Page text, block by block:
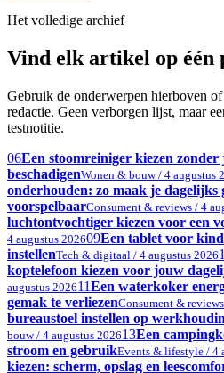
Het volledige archief
Vind elk artikel op één
Gebruik de onderwerpen hierboven
redactie. Geen verborgen lijst, maar
testnotitie.
06Een stoomreiniger kiezen zonder
beschadigenWonen & bouw / 4 augustus
onderhouden: zo maak je dagelijks
voorspelbaarConsument & reviews / 4
luchtontvochtiger kiezen voor een
4 augustus 202609Een tablet voor
instellenTech & digitaal / 4 augustus 2026
koptelefoon kiezen voor jouw
augustus 202611Een waterkoker
gemak te verliezenConsument &
bureaustoel instellen op
bouw / 4 augustus 202613Een
stroom en gebruikEvents & lifestyle / 4
kiezen: scherm, opslag en